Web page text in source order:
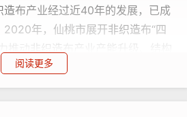
造布产业经过近40年的发展，已成
2020年，仙桃市展开非织造布“四
非织造
非织造布产业集群企业总数达1989
实现营业收入587.95亿元，上缴
阅读更多